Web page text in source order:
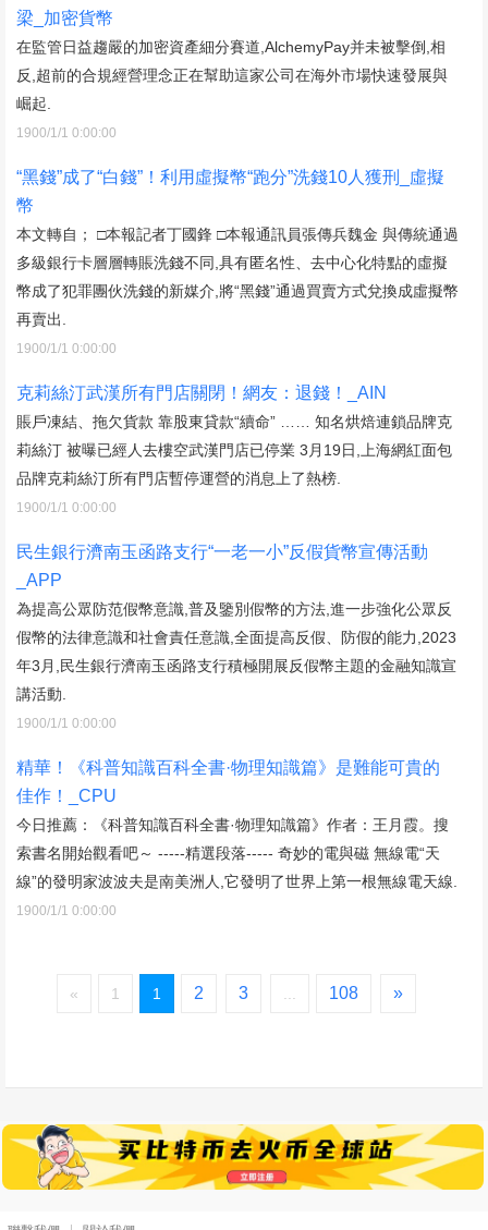
梁_加密貨幣
在監管日益趨嚴的加密資產細分賽道,AlchemyPay并未被擊倒,相
反,超前的合規經營理念正在幫助這家公司在海外市場快速發展與
崛起.
1900/1/1 0:00:00
“黑錢”成了“白錢”！利用虛擬幣“跑分”洗錢10人獲刑_虛擬
幣
本文轉自； □本報記者丁國鋒 □本報通訊員張傳兵魏金 與傳統通過
多級銀行卡層層轉賬洗錢不同,具有匿名性、去中心化特點的虛擬
幣成了犯罪團伙洗錢的新媒介,將“黑錢”通過買賣方式兌換成虛擬幣
再賣出.
1900/1/1 0:00:00
克莉絲汀武漢所有門店關閉！網友：退錢！_AIN
賬戶凍結、拖欠貨款 靠股東貸款“續命” …… 知名烘焙連鎖品牌克
莉絲汀 被曝已經人去樓空武漢門店已停業 3月19日,上海網紅面包
品牌克莉絲汀所有門店暫停運營的消息上了熱榜.
1900/1/1 0:00:00
民生銀行濟南玉函路支行“一老一小”反假貨幣宣傳活動
_APP
為提高公眾防范假幣意識,普及鑒別假幣的方法,進一步強化公眾反
假幣的法律意識和社會責任意識,全面提高反假、防假的能力,2023
年3月,民生銀行濟南玉函路支行積極開展反假幣主題的金融知識宣
講活動.
1900/1/1 0:00:00
精華！《科普知識百科全書·物理知識篇》是難能可貴的
佳作！_CPU
今日推薦：《科普知識百科全書·物理知識篇》作者：王月霞。搜
索書名開始觀看吧～ -----精選段落----- 奇妙的電與磁 無線電“天
線”的發明家波波夫是南美洲人,它發明了世界上第一根無線電天線.
1900/1/1 0:00:00
« 1 1 2 3 108 »